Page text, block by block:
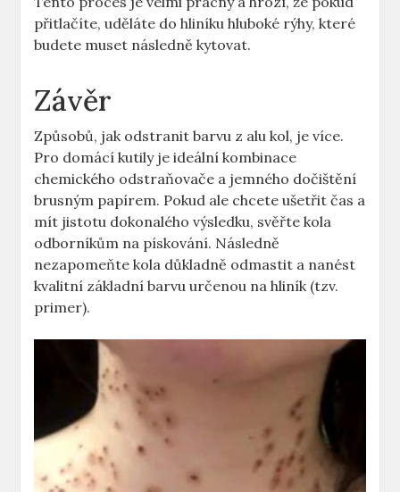
přitlačíte, uděláte do hliníku hluboké rýhy, které
budete muset následně kytovat.
Závěr
Způsobů, jak odstranit barvu z alu kol, je více.
Pro domácí kutily je ideální kombinace
chemického odstraňovače a jemného dočištění
brusným papírem. Pokud ale chcete ušetřit čas a
mít jistotu dokonalého výsledku, svěřte kola
odborníkům na pískování. Následně
nezapomeňte kola důkladně odmastit a nanést
kvalitní základní barvu určenou na hliník (tzv.
primer).